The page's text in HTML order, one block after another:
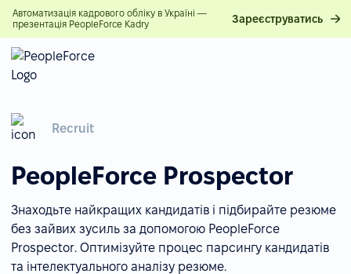
Автоматизація кадрового обліку в Україні —
презентація PeopleForce Kadry
Зареєструватись
Recruit
PeopleForce Prospector
Знаходьте найкращих кандидатів і підбирайте резюме
без зайвих зусиль за допомогою PeopleForce
Prospector. Оптимізуйте процес парсингу кандидатів
та інтелектуального аналізу резюме.